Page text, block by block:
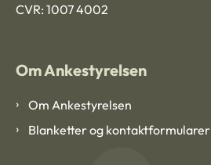
CVR: 1007 4002
Om Ankestyrelsen
Om Ankestyrelsen
Blanketter og kontaktformularer